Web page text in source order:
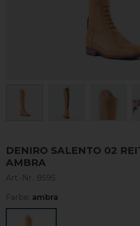
DENIRO SALENTO 02
AMBRA
Art.-Nr.: 8595
Farbe: ambra